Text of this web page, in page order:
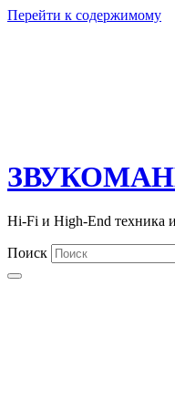
Перейти к содержимому
Hi-Fi и High-End техника
Поиск